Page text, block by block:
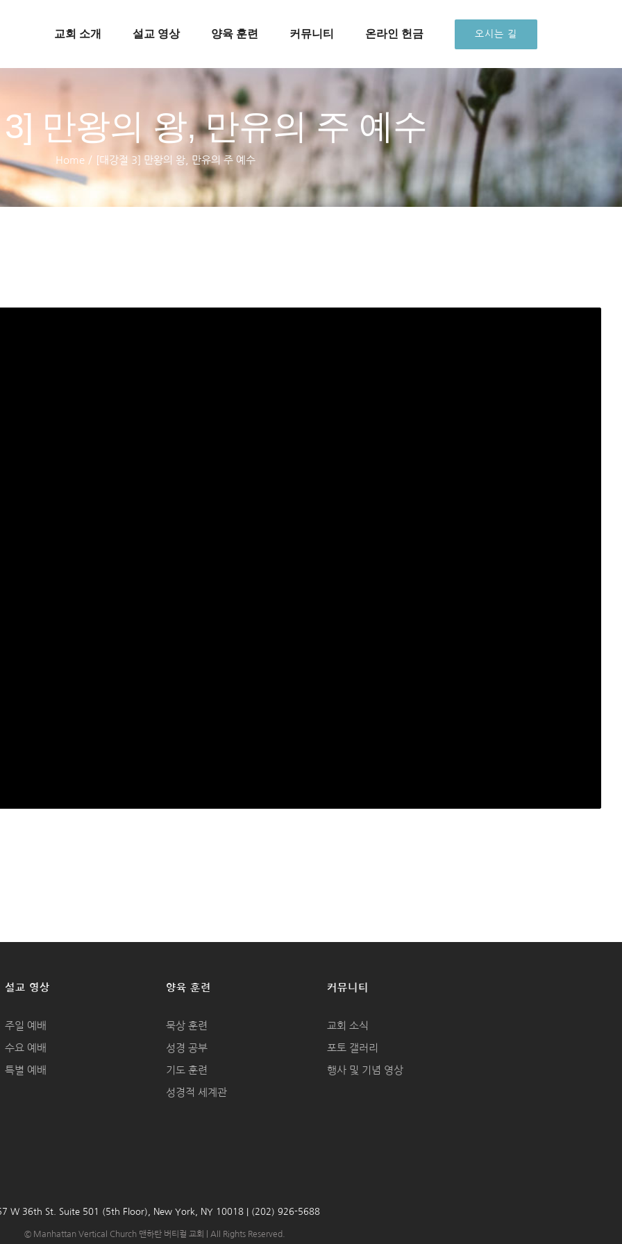
교회 소개 설교 영상 양육 훈련 커뮤니티 온라인 헌금 오시는 길
만왕의 왕, 만유의 주 예수
Home / [대강절 3] 만왕의 왕, 만유의 주 예수
설교 영상
주일 예배
수요 예배
특별 예배
양육 훈련
묵상 훈련
성경 공부
기도 훈련
성경적 세계관
커뮤니티
교회 소식
포토 갤러리
행사 및 기념 영상
W 36th St. Suite 501 (5th Floor), New York, NY 10018 | (202) 926-5688
© Manhattan Vertical Church 맨하탄 버티컬 교회 | All Rights Reserved.